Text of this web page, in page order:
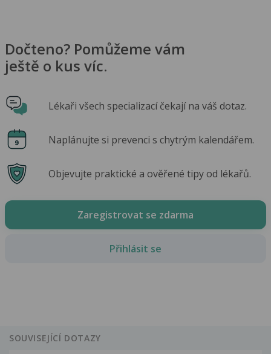
Dočteno? Pomůžeme vám
ještě o kus víc.
Lékaři všech specializací čekají na váš dotaz.
Naplánujte si prevenci s chytrým kalendářem.
Objevujte praktické a ověřené tipy od lékařů.
Zaregistrovat se zdarma
Přihlásit se
SOUVISEJÍCÍ DOTAZY